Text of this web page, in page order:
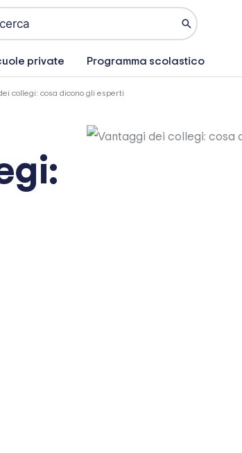
private Programma scolastico
collegi: cosa dicono gli esperti